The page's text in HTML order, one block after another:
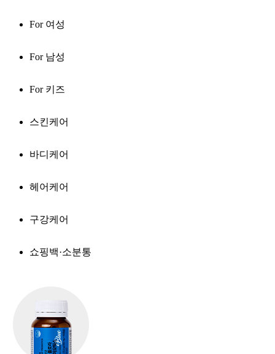
For 여성
For 남성
For 키즈
스킨케어
바디케어
헤어케어
구강케어
쇼핑백·소분통